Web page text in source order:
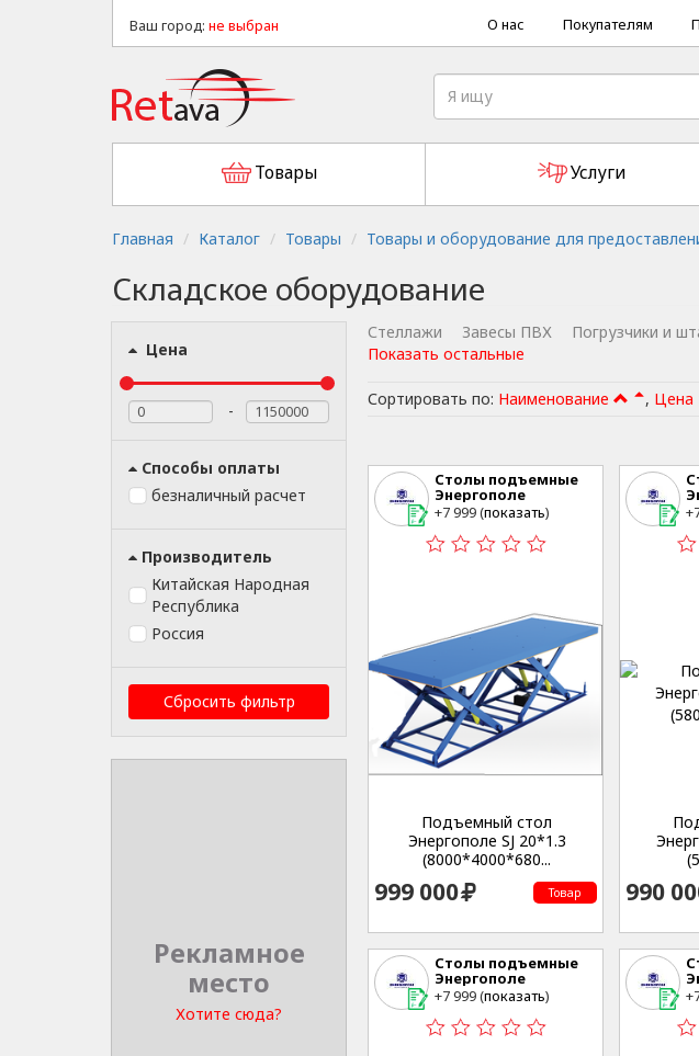
Ваш город: не выбран О нас Покупателям
Товары Услуги
Главная Каталог Товары Товары и оборудование для
Складское оборудование
Цена
-
Способы оплаты
безналичный расчет
Производитель
Китайская Народная
Республика
Россия
Сбросить фильтр
Рекламное
место
Хотите сюда?
Стеллажи Завесы ПВХ Погрузчики и
Показать остальные
Сортировать по: Наименование , Цена
Столы подъемные
Энергополе
г. Екатеринбург , ул.
Студенческая,53
+7 999 (показать)
Подъемный стол
Энергополе SJ 20*1.3
(8000*4000*680...
999 000 Товар 990
Столы подъемные
Энергополе
г. Екатеринбург , ул.
Студенческая,53
+7 999 (показать)